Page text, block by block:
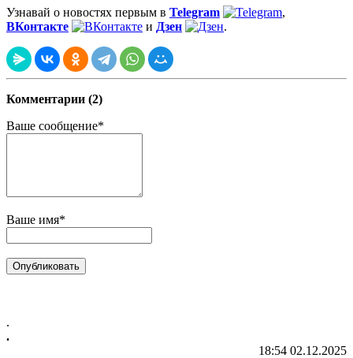
Узнавай о новостях первым в Telegram
,
ВКонтакте
и Дзен .
Комментарии (2)
Ваше сообщение*
Ваше имя*
.
.
18:54 02.12.2025